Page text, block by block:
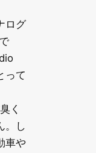
ログ
って
く
。し
車や